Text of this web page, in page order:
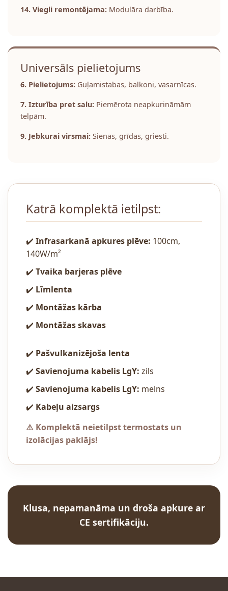
14. Viegli remontējama: Modulāra darbība.
Universāls pielietojums
6. Pielietojums: Guļamistabas, balkoni, vasarnīcas.
7. Izturība pret salu: Piemērota neapkurināmām
telpām.
9. Jebkurai virsmai: Sienas, grīdas, griesti.
Katrā komplektā ietilpst:
✔️ Infrasarkanā apkures plēve: 100cm,
140W/m²
✔️ Tvaika barjeras plēve
✔️ Līmlenta
✔️ Montāžas kārba
✔️ Montāžas skavas
✔️ Pašvulkanizējoša lenta
✔️ Savienojuma kabelis LgY: zils
✔️ Savienojuma kabelis LgY: melns
✔️ Kabeļu aizsargs
⚠️ Komplektā neietilpst termostats un
izolācijas paklājs!
Klusa, nepamanāma un droša apkure ar
CE sertifikāciju.